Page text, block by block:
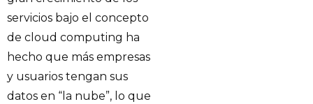
servicios bajo el concepto
de cloud computing ha
hecho que más empresas
y usuarios tengan sus
datos en “la nube”, lo que